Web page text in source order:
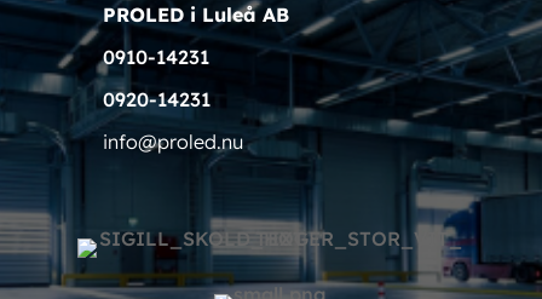
PROLED i Luleå AB
0910-14231
0920-14231
info@proled.nu